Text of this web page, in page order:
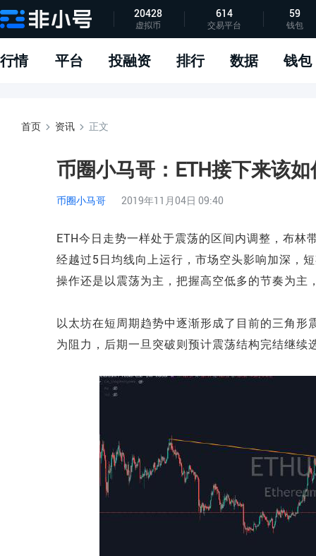
APP下载
指标说明
问题反馈
20428
虚拟币
614
交易平台
59
钱包
行情 平台 投融资 排行 数据 钱包
首页 资讯 正文
币圈小马哥：ETH接下来该
币圈小马哥 2019年11月04日 09:40
ETH今日走势一样处于震荡的区间内调整，布
经越过5日均线向上运行，市场空头影响加深，
操作还是以震荡为主，把握高空低多的节奏为
以太坊在短周期趋势中逐渐形成了目前的三角
为阻力，后期一旦突破则预计震荡结构完结继续